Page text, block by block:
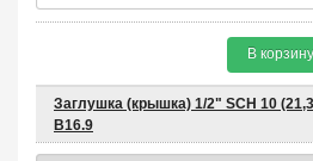
В корзину
Заглушка (крышка) 1/2" SCH 10
B16.9